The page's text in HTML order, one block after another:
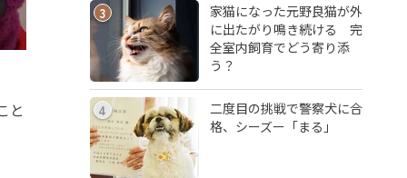
と
3
家猫になった元野良猫が外
に出たがり鳴き続ける 完
全室内飼育でどう寄り添
う？
4
二度目の挑戦で警察犬に合
格、シーズー「まる」